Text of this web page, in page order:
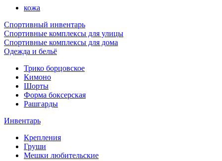
кожа
Спортивный инвентарь
Спортивные комплексы для улицы
Спортивные комплексы для дома
Одежда и бельё
Трико борцовское
Кимоно
Шорты
Форма боксерская
Рашгарды
Инвентарь
Крепления
Груши
Мешки любительские